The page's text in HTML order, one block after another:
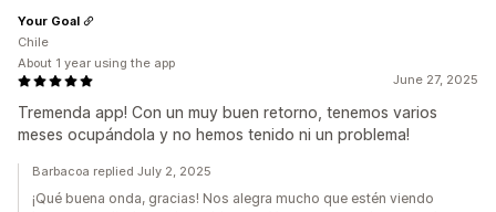
June 27, 2025
Tremenda app! Con un muy buen retorno, tenemos varios
meses ocupándola y no hemos tenido ni un problema!
Your Goal
Chile
About 1 year using the app
Barbacoa replied July 2, 2025
¡Qué buena onda, gracias! Nos alegra mucho que estén viendo